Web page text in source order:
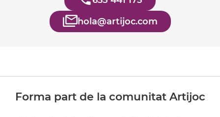
hola@artijoc.com
Forma part de la comunitat Artijoc